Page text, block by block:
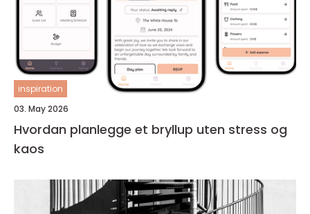
inspiration
03. May 2026
Hvordan planlegge et bryllup uten stress og
kaos